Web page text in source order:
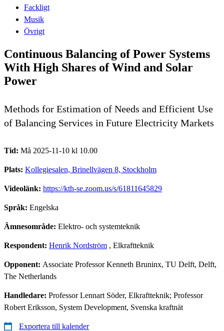
Fackligt
Musik
Övrigt
Continuous Balancing of Power Systems
With High Shares of Wind and Solar
Power
Methods for Estimation of Needs and Efficient Use
of Balancing Services in Future Electricity Markets
Tid: Må 2025-11-10 kl 10.00
Plats: Kollegiesalen, Brinellvägen 8, Stockholm
Videolänk: https://kth-se.zoom.us/s/61811645829
Språk: Engelska
Ämnesområde: Elektro- och systemteknik
Respondent: Henrik Nordström , Elkraftteknik
Opponent: Associate Professor Kenneth Bruninx, TU Delft, Delft,
The Netherlands
Handledare: Professor Lennart Söder, Elkraftteknik; Professor
Robert Eriksson, System Development, Svenska kraftnät
Exportera till kalender